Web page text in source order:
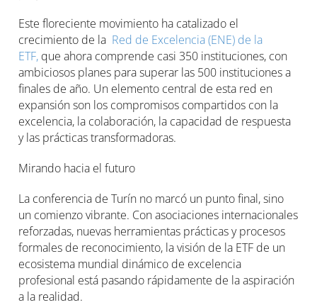
Este floreciente movimiento ha catalizado el
crecimiento de la Red de Excelencia (ENE) de la
ETF, que ahora comprende casi 350 instituciones, con
ambiciosos planes para superar las 500 instituciones a
finales de año. Un elemento central de esta red en
expansión son los compromisos compartidos con la
excelencia, la colaboración, la capacidad de respuesta
y las prácticas transformadoras.
Mirando hacia el futuro
La conferencia de Turín no marcó un punto final, sino
un comienzo vibrante. Con asociaciones internacionales
reforzadas, nuevas herramientas prácticas y procesos
formales de reconocimiento, la visión de la ETF de un
ecosistema mundial dinámico de excelencia
profesional está pasando rápidamente de la aspiración
a la realidad.